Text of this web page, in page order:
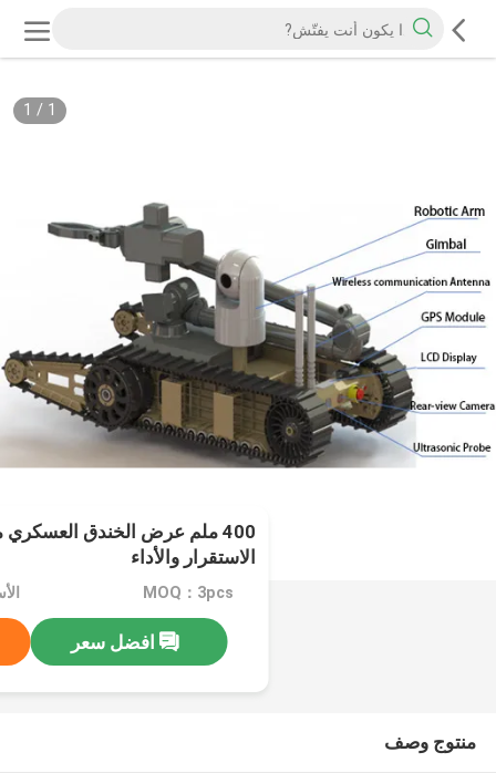
1
/
1
الاستقرار والأداء
MOQ：3pcs
افضل سعر
منتوج وصف